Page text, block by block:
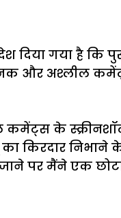
दिया गया है कि
और अश्लील
कमेंट्स के
किरदार निभाने
पर मैंने एक छोटा